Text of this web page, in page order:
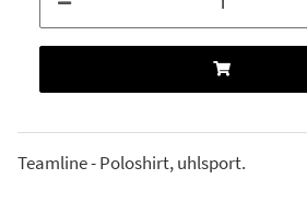
Teamline - Poloshirt, uhlsport.